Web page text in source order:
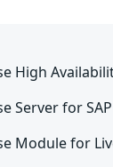
High
Server for
Module for